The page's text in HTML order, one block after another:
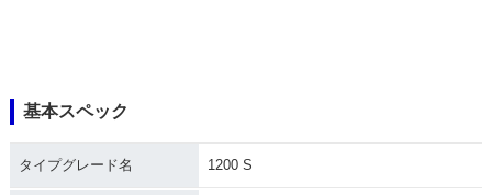
基本スペック
タイプグレード名 1200 S